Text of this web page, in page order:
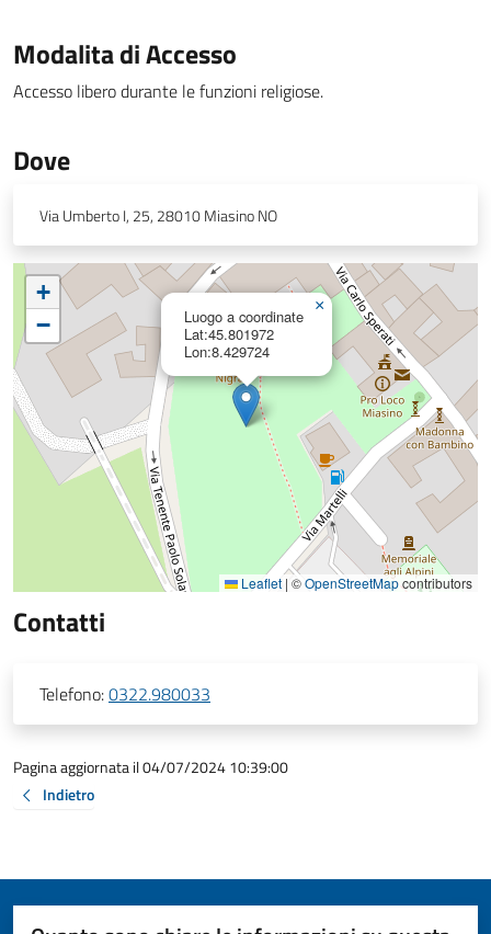
Modalita di Accesso
Accesso libero durante le funzioni religiose.
Dove
Via Umberto I, 25, 28010 Miasino NO
Luogo a coordinate
Lat:45.801972
Lon:8.429724
×
+
−
Leaflet | ©OpenStreetMapcontributors
Contatti
Telefono:0322.980033
Pagina aggiornata il 04/07/2024 10:39:00
Indietro